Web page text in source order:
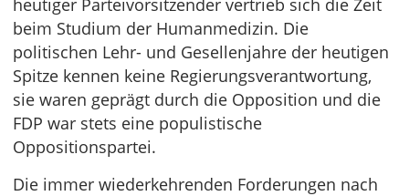
heutiger Parteivorsitzender vertrieb sich die Zeit
beim Studium der Humanmedizin. Die
politischen Lehr- und Gesellenjahre der heutigen
Spitze kennen keine Regierungsverantwortung,
sie waren geprägt durch die Opposition und die
FDP war stets eine populistische
Oppositionspartei.
Die immer wiederkehrenden Forderungen nach